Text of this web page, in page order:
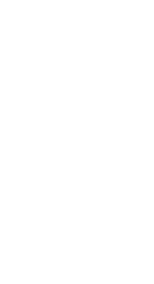
View as data